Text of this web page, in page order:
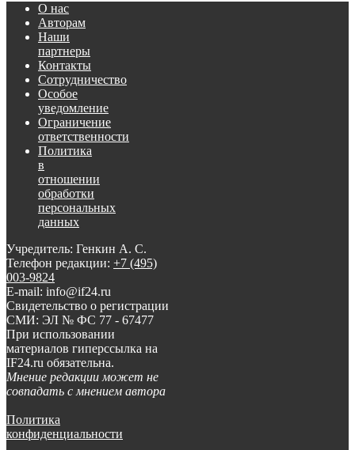
О нас
Авторам
Наши
партнеры
Контакты
Сотрудничество
Особое
уведомление
Ограничение
ответственности
Политика
в
отношении
обработки
персональных
данных
Учредитель: Генкин А. С.
Телефон редакции: +7 (495)
003-9824
E-mail: info@if24.ru
Свидетельство о регистрации
СМИ: ЭЛ № ФС 77 - 67477
При использовании
материалов гиперссылка на
IF24.ru обязательна.
Мнение редакции может не
совпадать с мнением автора
Политика
конфиденциальности